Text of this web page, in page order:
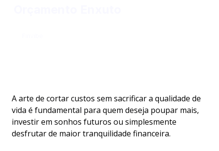
A arte de cortar custos sem sacrificar a qualidade de
vida é fundamental para quem deseja poupar mais,
investir em sonhos futuros ou simplesmente
desfrutar de maior tranquilidade financeira.